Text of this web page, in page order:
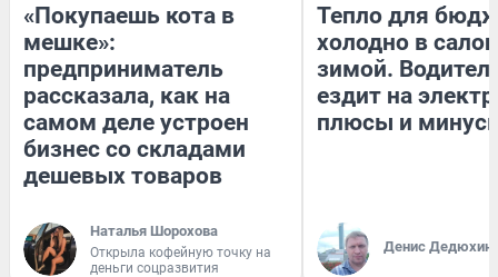
«Покупаешь кота в
мешке»:
предприниматель
рассказала, как на
самом деле устроен
бизнес со складами
дешевых товаров
Наталья Шорохова
Открыла кофейную точку на
деньги соцразвития
Тепло для
холодно в
зимой.
ездит на
плюсы и
Денис Дедюхин